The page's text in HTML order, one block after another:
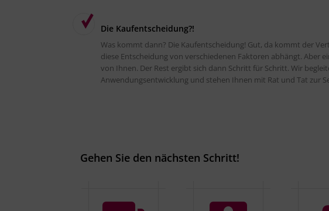
Die Kaufentscheidung?!
Was kommt dann? Die Kaufentscheidung! Gut, da kommt der
diese Entscheidung von verschiedenen Faktoren abhängt. Aber
von Ihnen. Der Rest ergibt sich dann Schritt für Schritt. Wir
Anwendungsentwicklung und stehen Ihnen mit Rat und Tat zur
Gehen Sie den nächsten Schritt!